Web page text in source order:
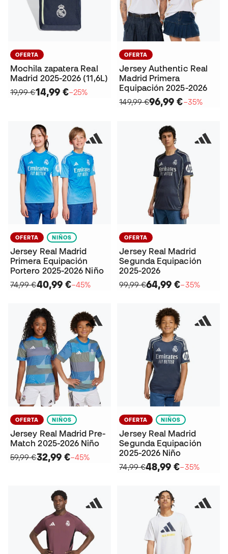
OFERTA
Mochila zapatera Real
Madrid 2025-2026 (11,6L)
19,99 €14,99 €−25%
OFERTA
Jersey Authentic Real
Madrid Primera
Equipación 2025-2026
149,99 €96,99 €−35%
OFERTA NIÑOS
Jersey Real Madrid
Primera Equipación
Portero 2025-2026 Niño
74,99 €40,99 €−45%
OFERTA
Jersey Real Madrid
Segunda Equipación
2025-2026
99,99 €64,99 €−35%
OFERTA NIÑOS
Jersey Real Madrid Pre-
Match 2025-2026 Niño
59,99 €32,99 €−45%
OFERTA NIÑOS
Jersey Real Madrid
Segunda Equipación
2025-2026 Niño
74,99 €48,99 €−35%